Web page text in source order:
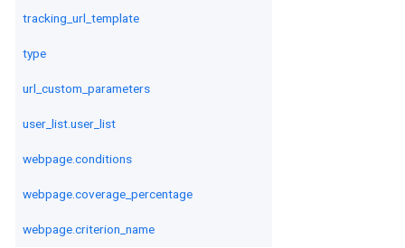
tracking_url_template
type
url_custom_parameters
user_list.user_list
webpage.conditions
webpage.coverage_percentage
webpage.criterion_name